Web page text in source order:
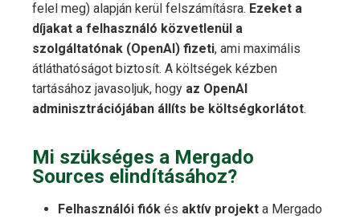
felel meg) alapján kerül felszámításra. Ezeket a
díjakat a felhasználó közvetlenül a
szolgáltatónak (OpenAI) fizeti, ami maximális
átláthatóságot biztosít. A költségek kézben
tartásához javasoljuk, hogy az OpenAI
adminisztrációjában állíts be költségkorlátot.
Mi szükséges a Mergado
Sources elindításához?
Felhasználói fiók és aktív projekt a Mergado